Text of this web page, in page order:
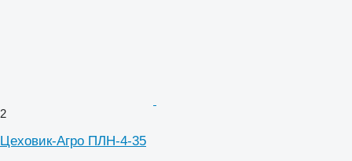
2
Цеховик-Агро ПЛН-4-35